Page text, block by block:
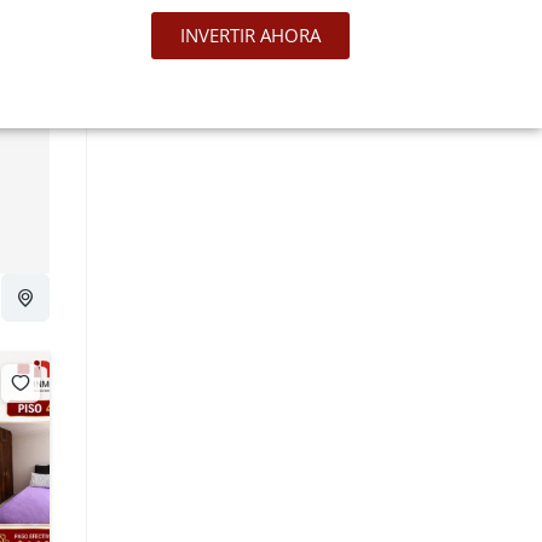
INVERTIR AHORA